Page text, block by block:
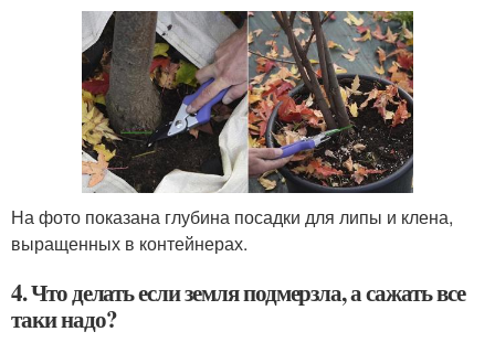
На фото показана глубина посадки для липы и клена,
выращенных в контейнерах.
4. Что делать если земля подмерзла, а сажать все
таки надо?